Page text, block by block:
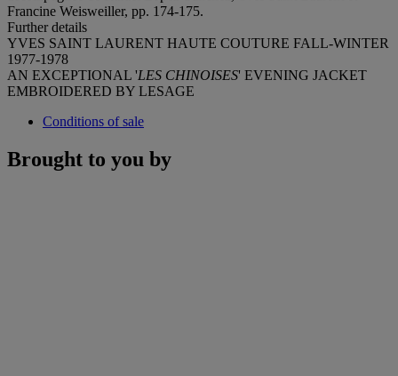
Francine Weisweiller, pp. 174-175.
Further details
YVES SAINT LAURENT HAUTE COUTURE FALL-WINTER
1977-1978
AN EXCEPTIONAL 'LES CHINOISES' EVENING JACKET
EMBROIDERED BY LESAGE
Conditions of sale
Brought to you by